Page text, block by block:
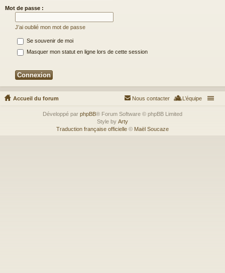
Mot de passe :
J’ai oublié mon mot de passe
Se souvenir de moi
Masquer mon statut en ligne lors de cette session
Accueil du forum L’équipe
Nous contacter
Développé par phpBB® Forum Software © phpBB Limited
Style by Arty
Traduction française officielle © Maël Soucaze